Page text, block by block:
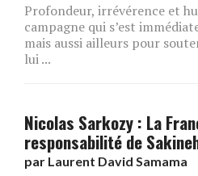
Profondeur, irrévérence et
campagne qui s’est
mais aussi ailleurs pour
lui ...
Nicolas Sarkozy : La
responsabilité de
par Laurent David Samama